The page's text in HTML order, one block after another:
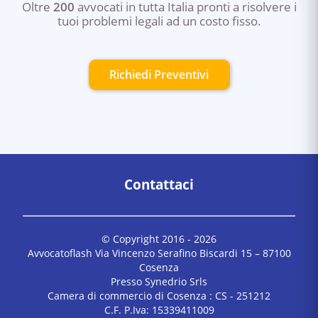
Oltre 200 avvocati in tutta Italia pronti a risolvere i
tuoi problemi legali ad un costo fisso.
Richiedi Preventivi
Contattaci
© Copyright 2016 - 2026
Avvocatoflash Via Vincenzo Serafino Biscardi 15 – 87100
Cosenza
Presso Synedrio Srls
Camera di commercio di Cosenza : CS - 251212
C.F. P.Iva: 15339411009